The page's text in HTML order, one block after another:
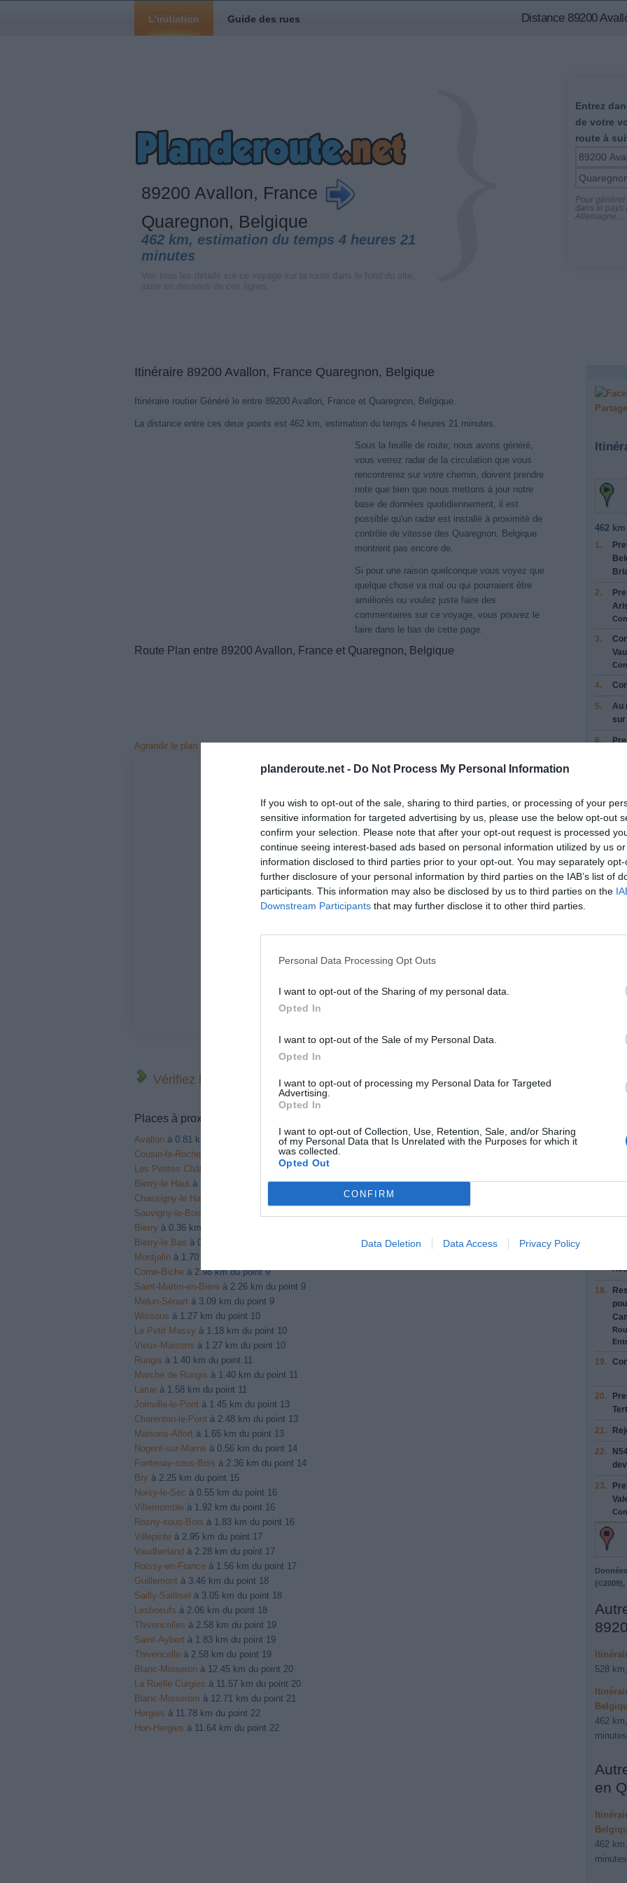
planderoute.net - Do Not Process My Personal Information
If you wish to opt-out of the sale, sharing to third parties, or processing of your
sensitive information for targeted advertising by us, please use the below opt-out
confirm your selection. Please note that after your opt-out request is processed
continue seeing interest-based ads based on personal information utilized by us
information disclosed to third parties prior to your opt-out. You may separately
further disclosure of your personal information by third parties on the IAB’s list of
participants. This information may also be disclosed by us to third parties on the
Downstream Participants that may further disclose it to other third parties.
Personal Data Processing Opt Outs
I want to opt-out of the Sharing of my personal data.
Opted In
I want to opt-out of the Sale of my Personal Data.
Opted In
I want to opt-out of processing my Personal Data for Targeted
Advertising.
Opted In
I want to opt-out of Collection, Use, Retention, Sale, and/or Sharing
of my Personal Data that Is Unrelated with the Purposes for which it
was collected.
Opted Out
CONFIRM
Data Deletion Data Access Privacy Policy
Distance 89200
L'initiation Guide des rues
89200 Avallon, France
Quaregnon, Belgique
462 km, estimation du temps 4 heures 21
minutes
Entrez
de votre
route à
Pour
dans le pays
Allemagne...
Itinéraire 89200 Avallon, France Quaregnon, Belgique
Itinéraire routier Généré le entre 89200 Avallon, France et Quaregnon, Belgique.
La distance entre ces deux points est 462 km, estimation du temps 4 heures 21 minutes.
Sous la feuille de route, nous avons généré,
vous verrez radar de la circulation que vous
rencontrerez sur votre chemin, doivent prendre
note que bien que nous mettons à jour notre
base de données quotidiennement, il est
possible qu'un radar est installé à proximité de
contrôle de vitesse des Quaregnon, Belgique
montrent pas encore de.
Si pour une raison quelconque vous voyez que
quelque chose va mal ou qui pourraient être
améliorés ou voulez juste faire des
commentaires sur ce voyage, vous pouvez le
faire dans le bas de cette page.
Route Plan entre 89200 Avallon, France et Quaregnon, Belgique
Agrandir le plan
Vérifiez la météo dans votre voyage
Places à proximité de votre itinéraire (moins de 30)
Avallon à 0.81 km du point 1
Cousin-la-Roche
à 0.87 km du point 1
Les Petites Châtelaines
à 0.81 km du point 1
Bierry-le Haut à 1.19 km du point 5
Chassigny-le Haut
Sauvigny-le-Bois
Bierry à 0.36 km du point 6
Bierry-le Bas à 0.36 km du point 6
Montjalin à 1.70 km du point 7
Corne-Biche à 2.98 km du point 9
Saint-Martin-en-Bière à 2.26 km du point 9
Melun-Sénart à 3.09 km du point 9
Wissous à 1.27 km du point 10
Le Petit Massy à 1.18 km du point 10
Vieux-Maisons à 1.27 km du point 10
Rungis à 1.40 km du point 11
Marche de Rungis à 1.40 km du point 11
Larue à 1.58 km du point 11
Joinville-le-Pont à 1.45 km du point 13
Charenton-le-Pont à 2.48 km du point 13
Maisons-Alfort à 1.65 km du point 13
Nogent-sur-Marne à 0.56 km du point 14
Fontenay-sous-Bois à 2.36 km du point 14
Bry à 2.25 km du point 15
Noisy-le-Sec à 0.55 km du point 16
Villemomble à 1.92 km du point 16
Rosny-sous-Bois à 1.83 km du point 16
Villepinte à 2.95 km du point 17
Vaudherland à 2.28 km du point 17
Roissy-en-France à 1.56 km du point 17
Guillemont à 3.46 km du point 18
Sailly-Saillisel à 3.05 km du point 18
Lesboeufs à 2.06 km du point 18
Thivencelles à 2.58 km du point 19
Saint-Aybert à 1.83 km du point 19
Thivencelle à 2.58 km du point 19
Blanc-Misseron à 12.45 km du point 20
La Ruelle Curgies à 11.57 km du point 20
Blanc-Misserom à 12.71 km du point 21
Hergies à 11.78 km du point 22
Hon-Hergies à 11.64 km du point 22
462
1.
2.
3.
4.
5. Au
sur
6.
8.
9.
16.
18.
19.
20.
21.
22.
23.
528
462
minutes
en
462
minutes